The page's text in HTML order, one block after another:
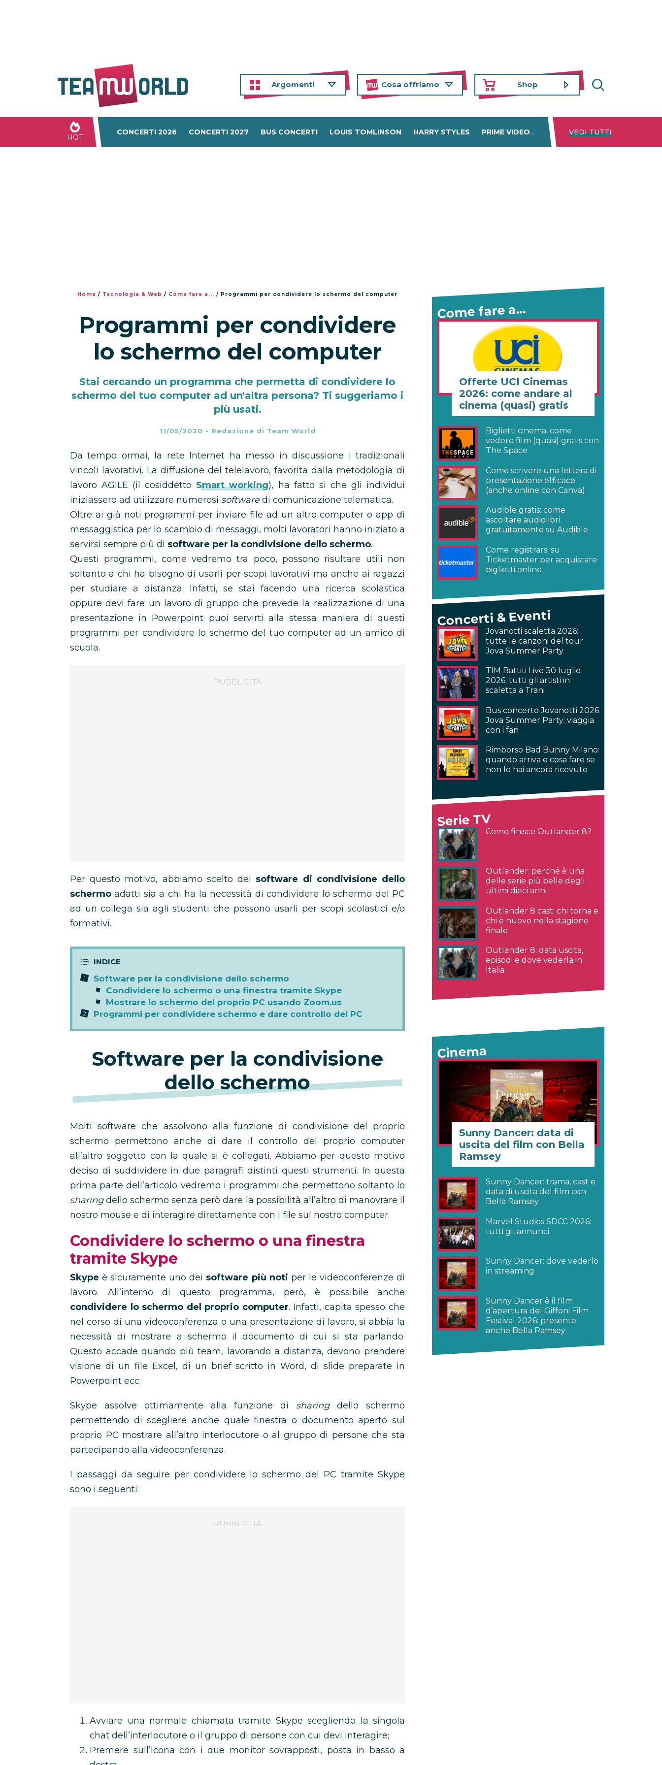
Argomenti Cosa offriamo Shop
HOT
CONCERTI 2026 CONCERTI 2027 BUS CONCERTI LOUIS TOMLINSON HARRY STYLES PRIME VIDEO DISNEY+ NETFLIX
VEDI TUTTI
Home / Tecnologia & Web / Come fare a... / Programmi per condividere lo schermo del computer
Programmi per condividere
lo schermo del computer
Stai cercando un programma che permetta di condividere lo
schermo del tuo computer ad un'altra persona? Ti suggeriamo i
più usati.
11/05/2020 - Redazione di Team World
Da tempo ormai, la rete Internet ha messo in discussione i tradizionali
vincoli lavorativi. La diffusione del telelavoro, favorita dalla metodologia di
lavoro AGILE (il cosiddetto Smart working), ha fatto si che gli individui
iniziassero ad utilizzare numerosi softwaredi comunicazione telematica.
Oltre ai già noti programmi per inviare file ad un altro computer o app di
messaggistica per lo scambio di messaggi, molti lavoratori hanno iniziato a
servirsi sempre più di software per la condivisione dello schermo.
Questi programmi, come vedremo tra poco, possono risultare utili non
soltanto a chi ha bisogno di usarli per scopi lavorativi ma anche ai ragazzi
per studiare a distanza. Infatti, se stai facendo una ricerca scolastica
oppure devi fare un lavoro di gruppo che prevede la realizzazione di una
presentazione in Powerpoint puoi servirti alla stessa maniera di questi
programmi per condividere lo schermo del tuo computer ad un amico di
scuola.
Per questo motivo, abbiamo scelto dei software di condivisione dello
schermo adatti sia a chi ha la necessità di condividere lo schermo del PC
ad un collega sia agli studenti che possono usarli per scopi scolastici e/o
formativi.
Software per la condivisione dello schermo
Condividere lo schermo o una finestra tramite Skype
Mostrare lo schermo del proprio PC usando Zoom.us
Programmi per condividere schermo e dare controllo del PC
Software per la condivisione
dello schermo
Molti software che assolvono alla funzione di condivisione del proprio
schermo permettono anche di dare il controllo del proprio computer
all’altro soggetto con la quale si è collegati. Abbiamo per questo motivo
deciso di suddividere in due paragrafi distinti questi strumenti. In questa
prima parte dell’articolo vedremo i programmi che permettono soltanto lo
sharingdello schermo senza però dare la possibilità all’altro di manovrare il
nostro mouse e di interagire direttamente con i file sul nostro computer.
Condividere lo schermo o una finestra
tramite Skype
Skype è sicuramente uno dei software più noti per le videoconferenze di
lavoro. All’interno di questo programma, però, è possibile anche
condividere lo schermo del proprio computer. Infatti, capita spesso che
nel corso di una videoconferenza o una presentazione di lavoro, si abbia la
necessità di mostrare a schermo il documento di cui si sta parlando.
Questo accade quando più team, lavorando a distanza, devono prendere
visione di un file Excel, di un brief scritto in Word, di slide preparate in
Powerpoint ecc.
Skype assolve ottimamente alla funzione di sharingdello schermo
permettendo di scegliere anche quale finestra o documento aperto sul
proprio PC mostrare all’altro interlocutore o al gruppo di persone che sta
partecipando alla videoconferenza.
I passaggi da seguire per condividere lo schermo del PC tramite Skype
sono i seguenti:
Avviare una normale chiamata tramite Skype scegliendo la singola
chat dell’interlocutore o il gruppo di persone con cui devi interagire;
Premere sull’icona con i due monitor sovrapposti, posta in basso a
Come fare a…
Offerte UCI Cinemas
2026: come andare al
cinema (quasi) gratis
Biglietti cinema: come
vedere film (quasi) gratis con
The Space
Come scrivere una lettera di
presentazione efficace
(anche online con Canva)
Audible gratis: come
ascoltare audiolibri
gratuitamente su Audible
Come registrarsi su
Ticketmaster per acquistare
biglietti online
Concerti & Eventi
Jovanotti scaletta 2026:
tutte le canzoni del tour
Jova Summer Party
TIM Battiti Live 30 luglio
2026: tutti gli artisti in
scaletta a Trani
Bus concerto Jovanotti 2026
Jova Summer Party: viaggia
con i fan
Rimborso Bad Bunny Milano:
quando arriva e cosa fare se
non lo hai ancora ricevuto
Serie TV
Come finisce Outlander 8?
Outlander: perché è una
delle serie più belle degli
ultimi dieci anni
Outlander 8 cast: chi torna e
chi è nuovo nella stagione
finale
Outlander 8: data uscita,
episodi e dove vederla in
Italia
Cinema
Sunny Dancer: data di
uscita del film con Bella
Ramsey
Sunny Dancer: trama, cast e
data di uscita del film con
Bella Ramsey
Marvel Studios SDCC 2026:
tutti gli annunci
Sunny Dancer: dove vederlo
in streaming
Sunny Dancer è il film
d’apertura del Giffoni Film
Festival 2026: presente
anche Bella Ramsey